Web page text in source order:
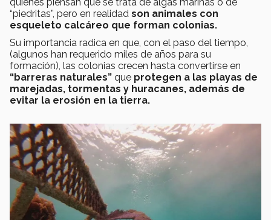
“piedritas”, pero en realidad son animales con
esqueleto calcáreo que forman colonias.
Su importancia radica en que, con el paso del tiempo,
(algunos han requerido miles de años para su
formación), las colonias crecen hasta convertirse en
“barreras naturales” que protegen a las playas de
marejadas, tormentas y huracanes, además de
evitar la erosión en la tierra.